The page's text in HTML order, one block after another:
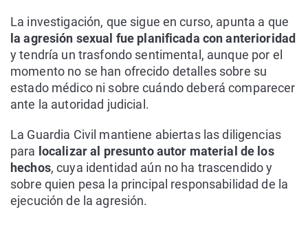
La investigación, que sigue en curso, apunta a que
la agresión sexual fue planificada con anterioridad
y tendría un trasfondo sentimental, aunque por el
momento no se han ofrecido detalles sobre su
estado médico ni sobre cuándo deberá comparecer
ante la autoridad judicial.
La Guardia Civil mantiene abiertas las diligencias
para localizar al presunto autor material de los
hechos, cuya identidad aún no ha trascendido y
sobre quien pesa la principal responsabilidad de la
ejecución de la agresión.